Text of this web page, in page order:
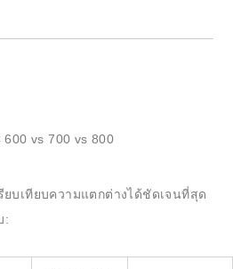
600 vs 700 vs 800
ยบเทียบความแตกต่างได้ชัดเจนที่สุด
: